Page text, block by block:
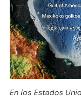
En los Estados